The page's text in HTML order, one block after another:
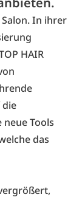
In ihrer
HAIR
die
Tools
das